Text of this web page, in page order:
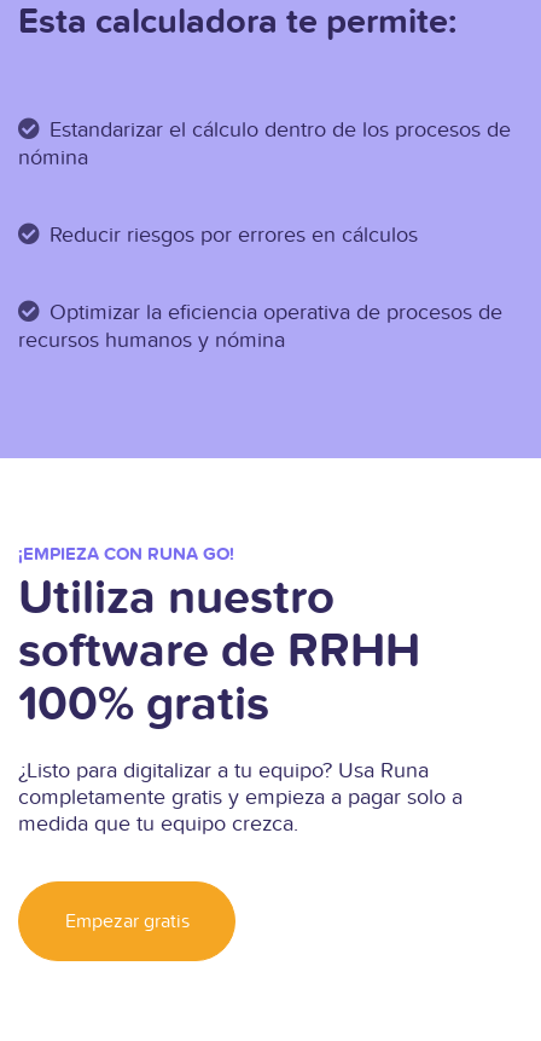
Esta calculadora te permite:
Estandarizar el cálculo dentro de los procesos de
nómina
Reducir riesgos por errores en cálculos
Optimizar la eficiencia operativa de procesos de
recursos humanos y nómina
¡EMPIEZA CON RUNA GO!
Utiliza nuestro
software de RRHH
100% gratis
¿Listo para digitalizar a tu equipo? Usa Runa
completamente gratis y empieza a pagar solo a
medida que tu equipo crezca.
Empezar gratis